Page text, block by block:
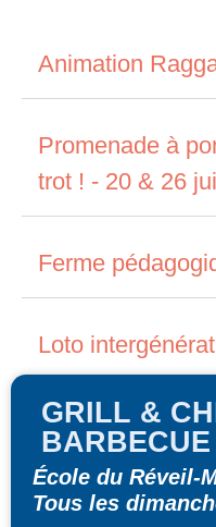
Animation
Promenade à
trot ! - 20 & 26
Ferme
Loto
GRILL &
BARBECUE
École du Réveil-
Tous les